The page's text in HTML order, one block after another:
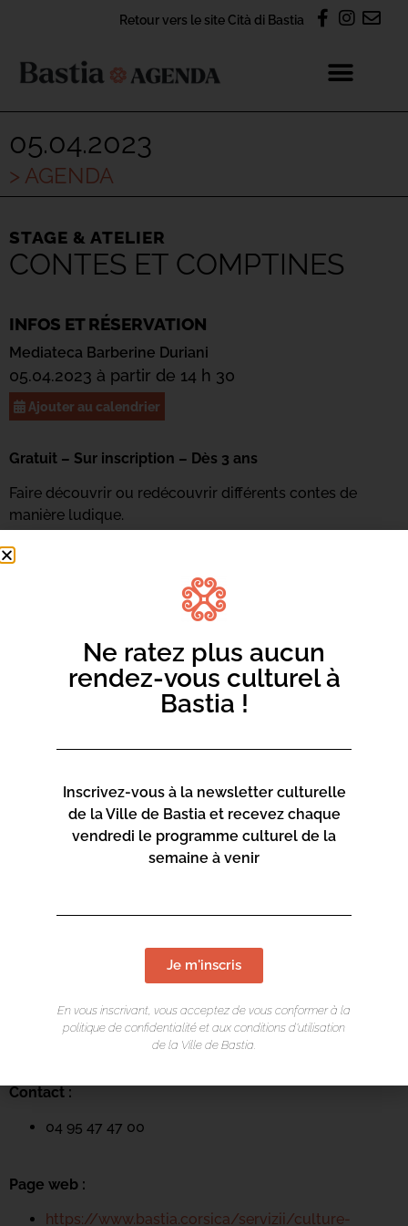
Retour vers le site Cità di Bastia
05.04.2023
> AGENDA
STAGE & ATELIER
CONTES ET COMPTINES
INFOS ET RÉSERVATION
Mediateca Barberine Duriani
05.04.2023 à partir de 14 h 30
Ajouter au calendrier
Gratuit – Sur inscription – Dès 3 ans
Faire découvrir ou redécouvrir différents contes de
manière ludique.
Renseignements et inscriptions : 04 95 47 47 16 ou
LIEU DE L'ÉVÉNEMENT
13 Rue Saint-Exupéry
Contact :
04 95 47 47 00
Page web :
https://www.bastia.corsica/servizii/culture-
Ne ratez plus aucun
rendez-vous culturel à
Bastia !
Inscrivez-vous à la newsletter culturelle
de la Ville de Bastia et recevez chaque
vendredi le programme culturel de la
semaine à venir
Je m'inscris
En vous inscrivant, vous acceptez de vous conformer à la
politique de confidentialité et aux conditions d’utilisation
de la Ville de Bastia.